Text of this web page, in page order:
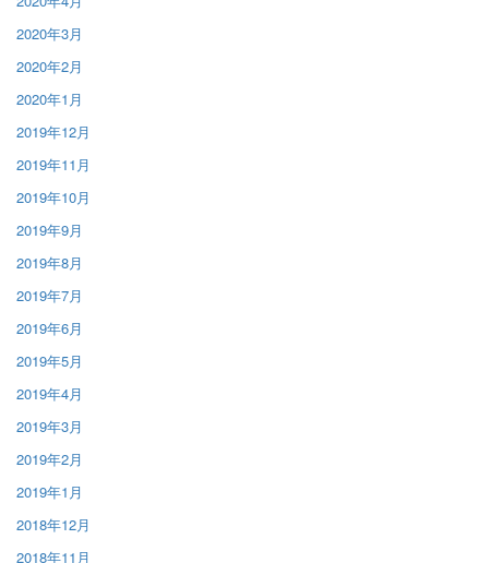
2020年3月
2020年2月
2020年1月
2019年12月
2019年11月
2019年10月
2019年9月
2019年8月
2019年7月
2019年6月
2019年5月
2019年4月
2019年3月
2019年2月
2019年1月
2018年12月
2018年11月